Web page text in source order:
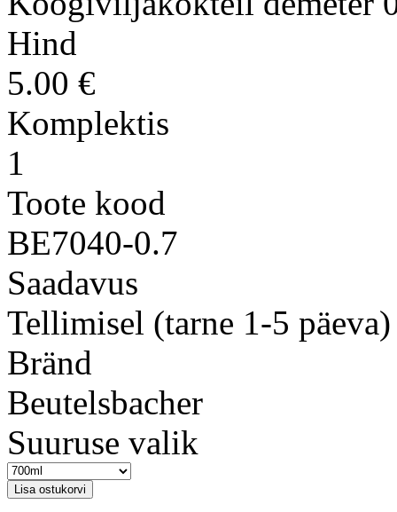
Hind
5.00 €
Komplektis
1
Toote kood
BE7040-0.7
Saadavus
Tellimisel (tarne 1-5 päeva)
Bränd
Beutelsbacher
Suuruse valik